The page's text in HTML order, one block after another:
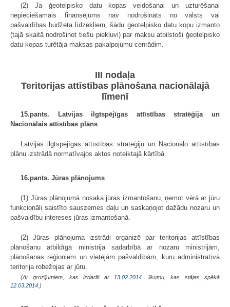
(2) Ja ģeotelpisko datu kopas veidošanai un uzturēšanai
nepieciešamais finansējums nav nodrošināts no valsts vai
pašvaldības budžeta līdzekļiem, šādu ģeotelpisko datu kopu izmanto
(tajā skaitā nodrošinot tiešu piekļuvi) par maksu atbilstoši ģeotelpisko
datu kopas turētāja maksas pakalpojumu cenrādim.
III nodaļa
Teritorijas attīstības plānošana nacionālajā
līmenī
15.pants. Latvijas ilgtspējīgas attīstības stratēģija un
Nacionālais attīstības plāns
Latvijas ilgtspējīgas attīstības stratēģiju un Nacionālo attīstības
plānu izstrādā normatīvajos aktos noteiktajā kārtībā.
16.pants. Jūras plānojums
(1) Jūras plānojumā nosaka jūras izmantošanu, ņemot vērā ar jūru
funkcionāli saistīto sauszemes daļu un saskaņojot dažādu nozaru un
pašvaldību intereses jūras izmantošanā.
(2) Jūras plānojuma izstrādi organizē par teritorijas attīstības
plānošanu atbildīgā ministrija sadarbībā ar nozaru ministrijām,
plānošanas reģioniem un vietējām pašvaldībām, kuru administratīvā
teritorija robežojas ar jūru.
(Ar grozījumiem, kas izdarīti ar13.02.2014. likumu, kas stājas spēkā
12.03.2014.)